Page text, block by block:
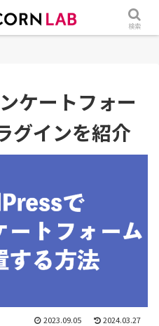
WordPressのアンケートフォー
ケートフォー
グインを紹介
2023.09.05 2024.03.27
検索